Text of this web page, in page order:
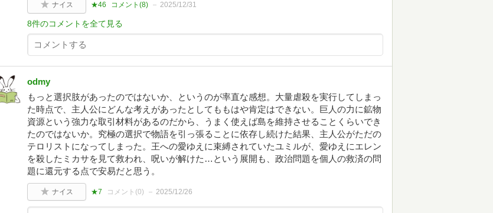
ナイス ★46 コメント(8) 2025/12/31
8件のコメントを全て見る
odmy
もっと選択肢があったのではないか、というのが率直な感想。大量虐殺を実行してしまっ
た時点で、主人公にどんな考えがあったとしてももはや肯定はできない。巨人の力に鉱物
資源という強力な取引材料があるのだから、うまく使えば島を維持させることくらいでき
たのではないか。究極の選択で物語を引っ張ることに依存し続けた結果、主人公がただの
テロリストになってしまった。王への愛ゆえに束縛されていたユミルが、愛ゆえにエレン
を殺したミカサを見て救われ、呪いが解けた…という展開も、政治問題を個人の救済の問
題に還元する点で安易だと思う。
ナイス ★7 コメント(0) 2025/12/26